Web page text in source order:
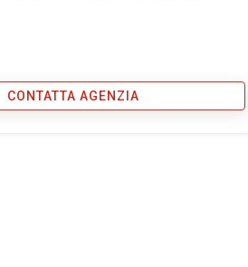
CONTATTA AGENZIA